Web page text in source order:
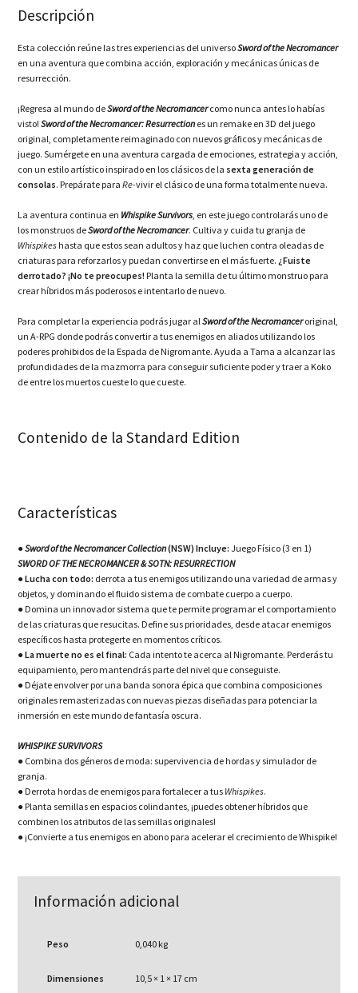
Descripción
Esta colección reúne las tres experiencias del universoSword of the Necromancer
en una aventura que combina acción, exploración y mecánicas únicas de
resurrección.
¡Regresa al mundo deSword of the Necromancercomo nunca antes lo habías
visto!Sword of the Necromancer: Resurrectiones un remake en 3D del juego
original, completamente reimaginado con nuevos gráficos y mecánicas de
juego. Sumérgete en una aventura cargada de emociones, estrategia y acción,
con un estilo artístico inspirado en los clásicos de la sexta generación de
consolas. Prepárate paraRe-vivir el clásico de una forma totalmente nueva.
La aventura continua en Whispike Survivors, en este juego controlarás uno de
los monstruos deSword of the Necromancer. Cultiva y cuida tu granja de
Whispikes hasta que estos sean adultos y haz que luchen contra oleadas de
criaturas para reforzarlos y puedan convertirse en el más fuerte.¿Fuiste
derrotado? ¡No te preocupes! Planta la semilla de tu último monstruo para
crear híbridos más poderosos e intentarlo de nuevo.
Para completar la experiencia podrás jugar alSword of the Necromanceroriginal,
un A-RPG donde podrás convertir a tus enemigos en aliados utilizando los
poderes prohibidos de la Espada de Nigromante. Ayuda a Tama a alcanzar las
profundidades de la mazmorra para conseguir suficiente poder y traer a Koko
de entre los muertos cueste lo que cueste.
Contenido de la Standard Edition
Características
● Sword of the Necromancer Collection(NSW) Incluye: Juego Físico (3 en 1)
SWORD OF THE NECROMANCER & SOTN: RESURRECTION
● Lucha con todo: derrota a tus enemigos utilizando una variedad de armas y
objetos, y dominando el fluido sistema de combate cuerpo a cuerpo.
● Domina un innovador sistema que te permite programar el comportamiento
de las criaturas que resucitas. Define sus prioridades, desde atacar enemigos
específicos hasta protegerte en momentos críticos.
● La muerte no es el final: Cada intento te acerca al Nigromante. Perderás tu
equipamiento, pero mantendrás parte del nivel que conseguiste.
● Déjate envolver por una banda sonora épica que combina composiciones
originales remasterizadas con nuevas piezas diseñadas para potenciar la
inmersión en este mundo de fantasía oscura.
WHISPIKE SURVIVORS
● Combina dos géneros de moda: supervivencia de hordas y simulador de
granja.
● Derrota hordas de enemigos para fortalecer a tus Whispikes.
● Planta semillas en espacios colindantes, ¡puedes obtener híbridos que
combinen los atributos de las semillas originales!
● ¡Convierte a tus enemigos en abono para acelerar el crecimiento de Whispike!
Información adicional
Peso 0,040 kg
Dimensiones 10,5 × 1 × 17 cm